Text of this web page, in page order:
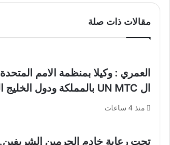
مقالات ذات صلة
العمري : وكيلا بمنظمة الامم
ال UN MTC بالمملكة ودول الخليج العربي
منذ 4 ساعات
تحت رعاية خادم الحرمين